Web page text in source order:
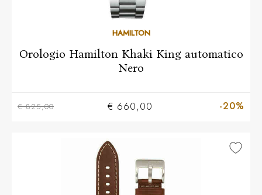
HAMILTON
Orologio Hamilton Khaki King automatico
Nero
€ 825,00 € 660,00 -20%